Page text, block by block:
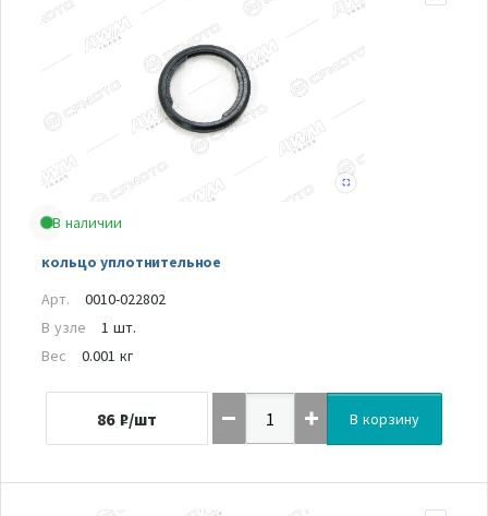
В наличии
кольцо уплотнительное
Арт.
0010-022802
В узле
1 шт.
Вес
0.001 кг
86 ₽/шт В корзину